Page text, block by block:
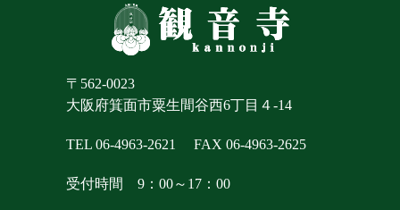
〒562-0023
大阪府箕面市粟生間谷西6丁目４-14
TEL 06-4963-2621 FAX 06-4963-2625
受付時間 9：00～17：00